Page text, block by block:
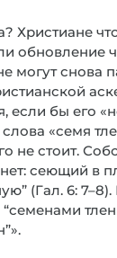
Христиане
обновление
могут снова
если бы его
слова «семя
не стоит.
сеющий в
(Гал. 6:
“семенами